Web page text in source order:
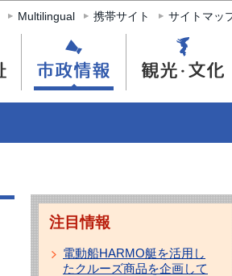
Multilingual 携帯サイト サイトマッ
注目情報
電動船HARMO艇を活用し
たクルーズ商品を企画して